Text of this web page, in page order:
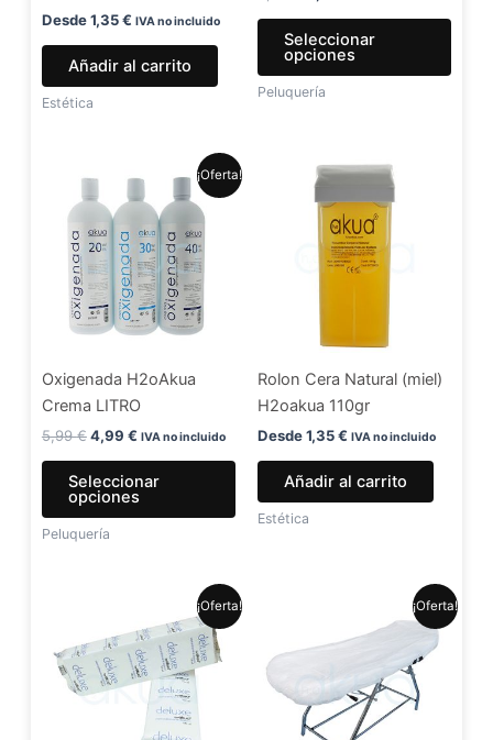
Desde1,35€ IVA no incluido
Añadir al carrito
Estética
Seleccionar
opciones
en
Peluquería
¡Oferta!
Oxigenada H2oAkua
Crema LITRO
5,99€
original
era:
5,99 €.
4,99 €
precio
actual
4,99 €.
IVA no incluido
Seleccionar
opciones
Este
producto
pueden
elegir
la
página
de
Peluquería
Rolon Cera Natural (miel)
H2oakua 110gr
Desde1,35€ IVA no incluido
Añadir al carrito
Estética
¡Oferta!
original
era:
7,99 €.
actual
es:
6,49 €.
¡Oferta!
original
era:
actual
1,20 €.